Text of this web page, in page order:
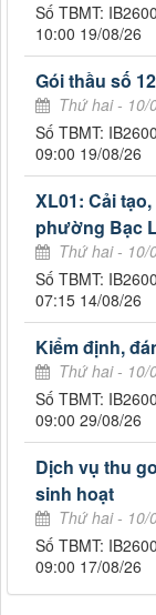
Số TBMT:
10:00 19/08/26
Gói thầu số
Thứ hai - 10/
Số TBMT:
09:00 19/08/26
XL01: Cải
phường Bạc
Thứ hai - 10/
Số TBMT:
07:15 14/08/26
Kiểm định,
Thứ hai - 10/
Số TBMT:
09:00 29/08/26
Dịch vụ thu
sinh hoạt
Thứ hai - 10/
Số TBMT:
09:00 17/08/26